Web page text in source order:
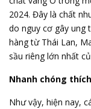
2024. Đây là chất
do nguy cơ gây ung
hàng từ Thái Lan,
sầu riêng lớn nhất
Nhanh chóng
Như vậy, hiện nay,